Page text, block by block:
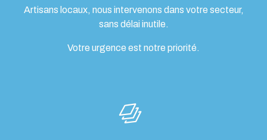
Artisans locaux, nous intervenons dans votre secteur,
sans délai inutile.
Votre urgence est notre priorité.